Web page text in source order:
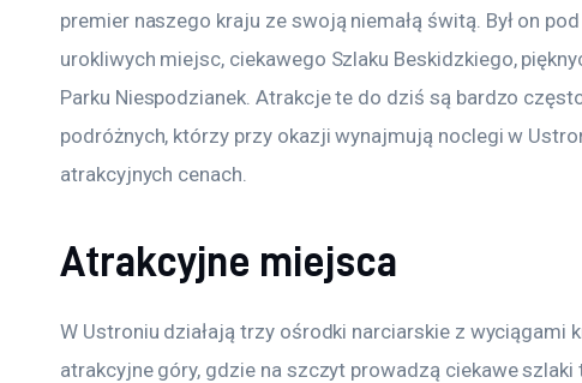
premier naszego kraju ze swoją niemałą świtą. Był on
urokliwych miejsc, ciekawego Szlaku Beskidzkiego,
Parku Niespodzianek. Atrakcje te do dziś są bardzo
podróżnych, którzy przy okazji wynajmują noclegi w
atrakcyjnych cenach.
Atrakcyjne miejsca
W Ustroniu działają trzy ośrodki narciarskie z wyciągami
atrakcyjne góry, gdzie na szczyt prowadzą ciekawe szlaki